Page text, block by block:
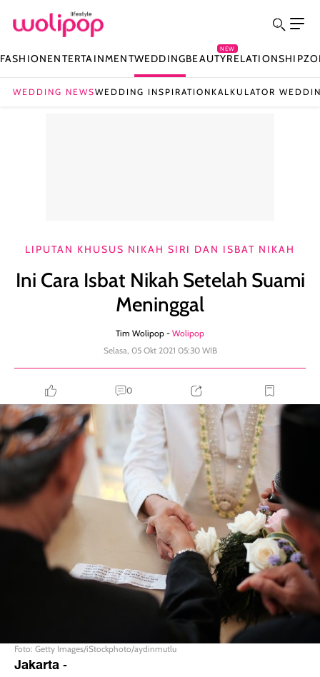
FASHIONENTERTAINMENTWEDDINGBEAUTY
NEW
RELATIONSHIP
WEDDING NEWSWEDDING INSPIRATION KALKULATOR
LIPUTAN KHUSUS NIKAH SIRI DAN ISBAT NIKAH
Ini Cara Isbat Nikah Setelah Suami
Meninggal
Tim Wolipop - Wolipop
Selasa, 05 Okt 2021 05:30 WIB
0
Foto: Getty Images/iStockphoto/aydinmutlu
Jakarta-